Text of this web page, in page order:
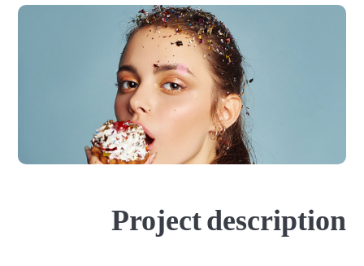
Project description